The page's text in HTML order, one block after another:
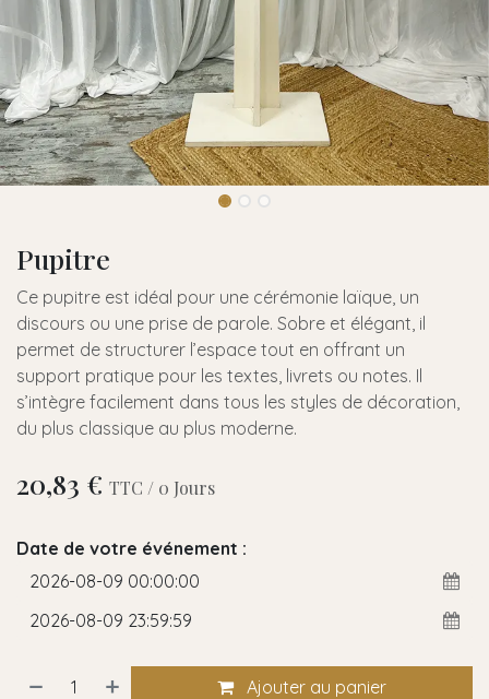
Pupitre
Ce pupitre est idéal pour une cérémonie laïque, un
discours ou une prise de parole. Sobre et élégant, il
permet de structurer l’espace tout en offrant un
support pratique pour les textes, livrets ou notes. Il
s’intègre facilement dans tous les styles de décoration,
du plus classique au plus moderne.
20,83 € TTC / 0 Jours
Date de votre événement :
Ajouter au panier